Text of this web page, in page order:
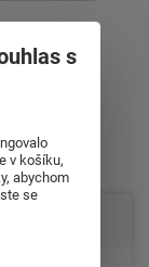
dvojí
kvalitních
s
v košíku,
abychom
se